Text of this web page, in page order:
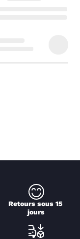
Retours sous 15
jours